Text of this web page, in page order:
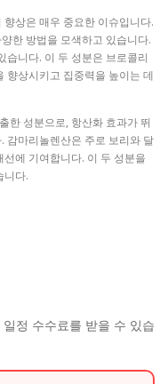
상은 매우 중요한 이슈입니다.
한 방법을 모색하고 있습니다.
습니다. 이 두 성분은 브로콜리
향상시키고 집중력을 높이는 데
한 성분으로, 항산화 효과가 뛰
감마리놀렌산은 주로 보리와 달
에 기여합니다. 이 두 성분을
니다.
정 수수료를 받을 수 있습